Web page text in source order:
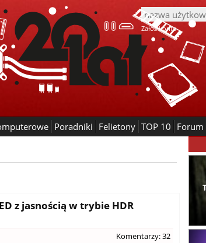
Załóż konto
Poradniki Felietony TOP 10 Forum
z jasnością w trybie HDR
Komentarzy: 32